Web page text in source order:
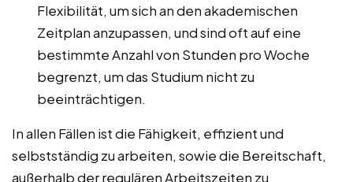
Flexibilität, um sich an den akademischen
Zeitplan anzupassen, und sind oft auf eine
bestimmte Anzahl von Stunden pro Woche
begrenzt, um das Studium nicht zu
beeinträchtigen.
In allen Fällen ist die Fähigkeit, effizient und
selbstständig zu arbeiten, sowie die Bereitschaft,
außerhalb der regulären Arbeitszeiten zu